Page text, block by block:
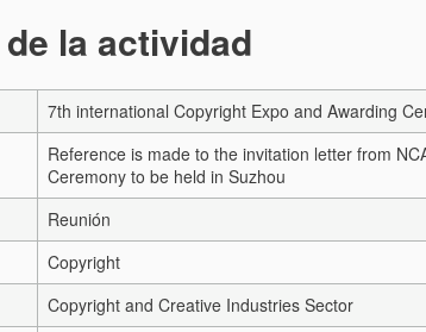
la actividad
7th international Copyright Expo and Awarding
Reference is made to the invitation letter from
Ceremony to be held in Suzhou
Reunión
Copyright
Copyright and Creative Industries Sector